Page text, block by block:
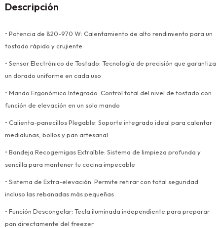
Descripción
• Potencia de 820-970 W: Calentamiento de alto rendimiento para un
tostado rápido y crujiente
• Sensor Electrónico de Tostado: Tecnología de precisión que garantiza
un dorado uniforme en cada uso
• Mando Ergonómico Integrado: Control total del nivel de tostado con
función de elevación en un solo mando
• Calienta-panecillos Plegable: Soporte integrado ideal para calentar
medialunas, bollos y pan artesanal
• Bandeja Recogemigas Extraíble: Sistema de limpieza profunda y
sencilla para mantener tu cocina impecable
• Sistema de Extra-elevación: Permite retirar con total seguridad
incluso las rebanadas más pequeñas
• Función Descongelar: Tecla iluminada independiente para preparar
pan directamente del freezer